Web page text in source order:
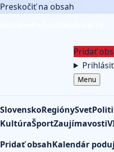
Preskočiť na obsah
Pridať
Menu
SlovenskoRegiónySvet
KultúraŠportZaujímavosti
Pridať obsahKalendár